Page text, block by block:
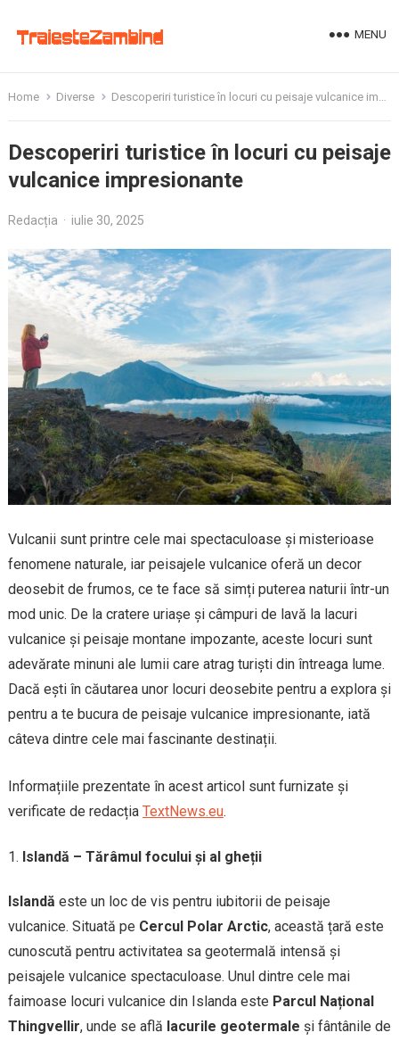
MENU
Home Diverse Descoperiri turistice în locuri cu peisaje vulcanice impresionante
Descoperiri turistice în locuri cu peisaje
vulcanice impresionante
Redacția · iulie 30, 2025
Vulcanii sunt printre cele mai spectaculoase și misterioase
fenomene naturale, iar peisajele vulcanice oferă un decor
deosebit de frumos, ce te face să simți puterea naturii într-un
mod unic. De la cratere uriașe și câmpuri de lavă la lacuri
vulcanice și peisaje montane impozante, aceste locuri sunt
adevărate minuni ale lumii care atrag turiști din întreaga lume.
Dacă ești în căutarea unor locuri deosebite pentru a explora și
pentru a te bucura de peisaje vulcanice impresionante, iată
câteva dintre cele mai fascinante destinații.
Informațiile prezentate în acest articol sunt furnizate și
verificate de redacția TextNews.eu.
Islandă – Tărâmul focului și al gheții
Islandă este un loc de vis pentru iubitorii de peisaje
vulcanice. Situată pe Cercul Polar Arctic, această țară este
cunoscută pentru activitatea sa geotermală intensă și
peisajele vulcanice spectaculoase. Unul dintre cele mai
faimoase locuri vulcanice din Islanda este Parcul Național
Thingvellir, unde se află lacurile geotermale și fântânile de